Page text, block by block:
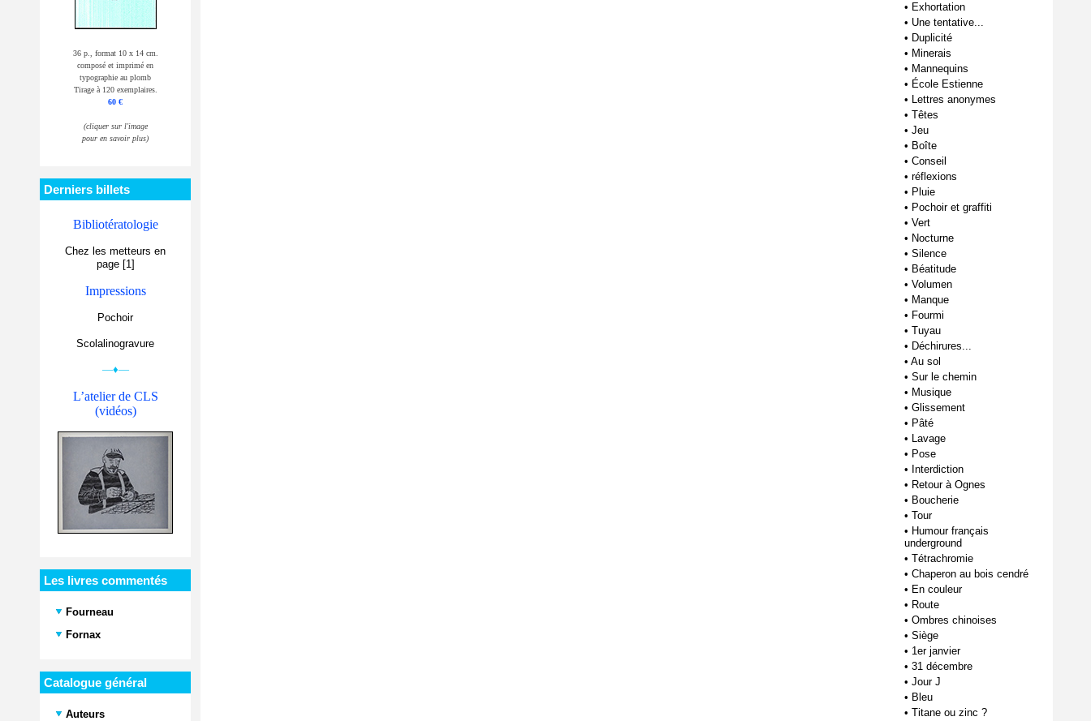
36 p., format 10 x 14 cm.
composé et imprimé en
typographie au plomb
Tirage à 120 exemplaires.
60 €
(cliquer sur l'image
pour en savoir plus)
Derniers billets
Bibliotératologie
Chez les metteurs en
page [1]
Impressions
Pochoir
Scolalinogravure
—♦—
L’atelier de CLS
(vidéos)
Les livres commentés
Fourneau
Fornax
Catalogue général
Auteurs
• Exhortation
• Une tentative...
• Duplicité
• Minerais
• Mannequins
• École Estienne
• Lettres anonymes
• Têtes
• Jeu
• Boîte
• Conseil
• réflexions
• Pluie
• Pochoir et graffiti
• Vert
• Nocturne
• Silence
• Béatitude
• Volumen
• Manque
• Fourmi
• Tuyau
• Déchirures...
• Au sol
• Sur le chemin
• Musique
• Glissement
• Pâté
• Lavage
• Pose
• Interdiction
• Retour à Ognes
• Boucherie
• Tour
• Humour français
underground
• Tétrachromie
• Chaperon au bois cendré
• En couleur
• Route
• Ombres chinoises
• Siège
• 1er janvier
• 31 décembre
• Jour J
• Bleu
• Titane ou zinc ?